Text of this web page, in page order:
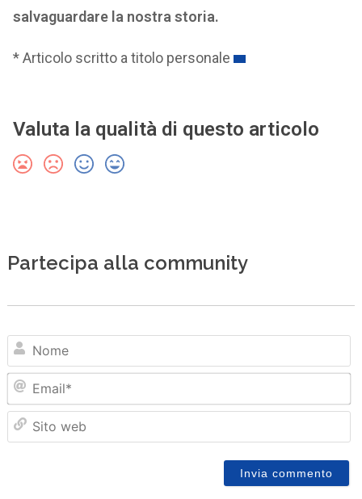
salvaguardare la nostra storia.
* Articolo scritto a titolo personale
Valuta la qualità di questo articolo
Partecipa alla community